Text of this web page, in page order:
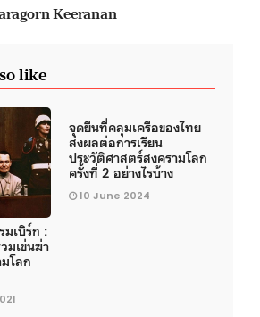
Keeranan
like
มเบิร์ก :
มเข่นฆ่า
โลก
จุดยืนที่คลุมเครือของไทย
ส่งผลต่อการเรียน
ประวัติศาสตร์สงครามโลก
ครั้งที่ 2 อย่างไรบ้าง
10 June 2024